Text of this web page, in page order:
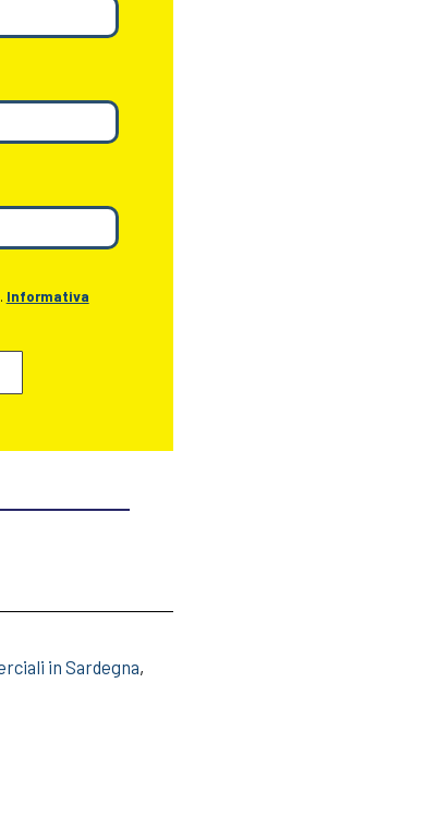
Informativa
in Sardegna,